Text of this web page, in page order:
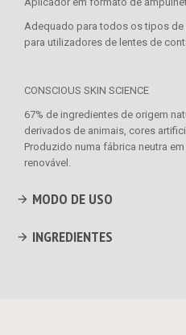
Adequado para todos os tipos
para utilizadores de lentes de
CONSCIOUS SKIN SCIENCE
67% de ingredientes de origem
derivados de animais, cores
Produzido numa fábrica neutra
renovável.
MODO DE USO
INGREDIENTES